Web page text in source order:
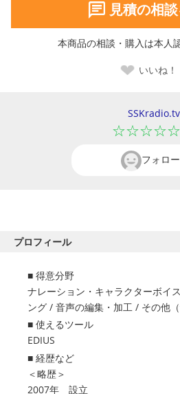
見積の相
本商品の相談・購入は本人
いいね！
SSKradio.tv
☆☆☆☆☆
フォロー
プロフィール
得意分野
ナレーション・キャラクターボイス
ング / 音声の編集・加工 / その他
使えるツール
EDIUS
経歴など
＜略歴＞
2007年 設立